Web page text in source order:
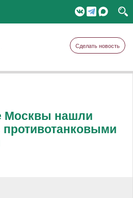
Сделать новость
Москвы нашли